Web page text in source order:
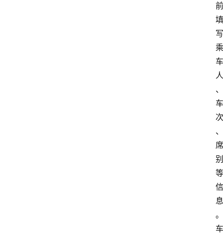
前
填
写
乘
车
人
、
车
次
、
席
别
等
信
息
。
车